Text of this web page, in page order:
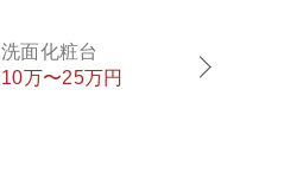
洗面化粧台
10万〜25万円